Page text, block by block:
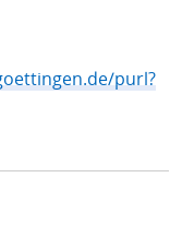
purl?